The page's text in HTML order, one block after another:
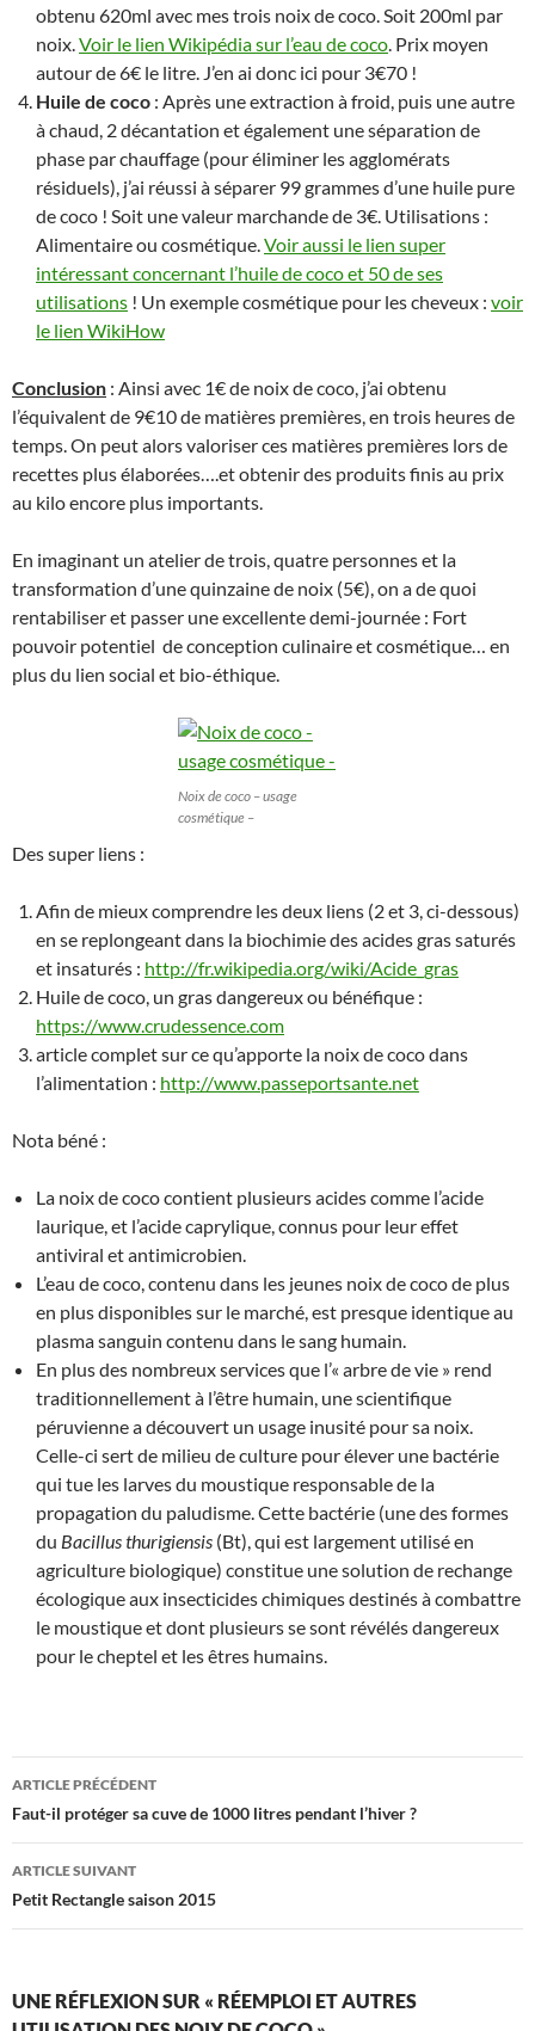
obtenu 620ml avec mes trois noix de coco. Soit 200ml par
noix.Voir le lien Wikipédia sur l’eau de coco. Prix moyen
autour de 6€ le litre. J’en ai donc ici pour 3€70 !
Huile de coco : Après une extraction à froid, puis une autre
à chaud, 2 décantation et également une séparation de
phase par chauffage (pour éliminer les agglomérats
résiduels), j’ai réussi à séparer 99 grammes d’une huile pure
de coco ! Soit une valeur marchande de 3€. Utilisations :
Alimentaire ou cosmétique.Voir aussi le lien super
intéressant concernant l’huile de coco et 50 de ses
utilisations ! Un exemple cosmétique pour les cheveux : voir
le lien WikiHow
Conclusion : Ainsi avec 1€ de noix de coco, j’ai obtenu
l’équivalent de 9€10 de matières premières, en trois heures de
temps. On peut alors valoriser ces matières premières lors de
recettes plus élaborées….et obtenir des produits finis au prix
au kilo encore plus importants.
En imaginant un atelier de trois, quatre personnes et la
transformation d’une quinzaine de noix (5€), on a de quoi
rentabiliser et passer une excellente demi-journée : Fort
pouvoir potentiel de conception culinaire et cosmétique… en
plus du lien social et bio-éthique.
Noix de coco – usage
cosmétique –
Des super liens :
Afin de mieux comprendre les deux liens (2 et 3, ci-dessous)
en se replongeant dans la biochimie des acides gras saturés
et insaturés : http://fr.wikipedia.org/wiki/Acide_gras
Huile de coco, un gras dangereux ou bénéfique :
https://www.crudessence.com
article complet sur ce qu’apporte la noix de coco dans
l’alimentation : http://www.passeportsante.net
Nota béné :
La noix de coco contient plusieurs acides comme l’acide
laurique, et l’acide caprylique, connus pour leur effet
antiviral et antimicrobien.
L’eau de coco, contenu dans les jeunes noix de coco de plus
en plus disponibles sur le marché, est presque identique au
plasma sanguin contenu dans le sang humain.
En plus des nombreux services que l’« arbre de vie » rend
traditionnellement à l’être humain, une scientifique
péruvienne a découvert un usage inusité pour sa noix.
Celle-ci sert de milieu de culture pour élever une bactérie
qui tue les larves du moustique responsable de la
propagation du paludisme. Cette bactérie (une des formes
du Bacillus thurigiensis (Bt), qui est largement utilisé en
agriculture biologique) constitue une solution de rechange
écologique aux insecticides chimiques destinés à combattre
le moustique et dont plusieurs se sont révélés dangereux
pour le cheptel et les êtres humains.
Navigation
des
articles
ARTICLE PRÉCÉDENT
Faut-il protéger sa cuve de 1000 litres pendant l’hiver ?
ARTICLE SUIVANT
Petit Rectangle saison 2015
UNE RÉFLEXION SUR « RÉEMPLOI ET AUTRES